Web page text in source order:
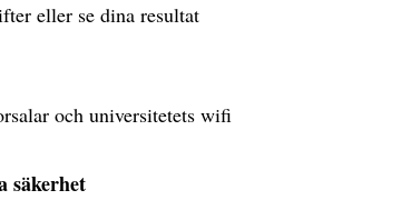
eller se dina resultat
och universitetets wifi
säkerhet